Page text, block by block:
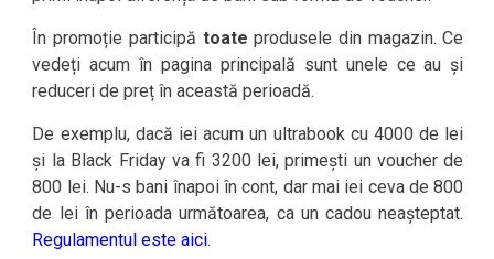
În promoție participă toate produsele din magazin. Ce
vedeți acum în pagina principală sunt unele ce au și
reduceri de preț în această perioadă.
De exemplu, dacă iei acum un ultrabook cu 4000 de lei
și la Black Friday va fi 3200 lei, primești un voucher de
800 lei. Nu-s bani înapoi în cont, dar mai iei ceva de 800
de lei în perioada următoarea, ca un cadou neașteptat.
Regulamentul este aici.